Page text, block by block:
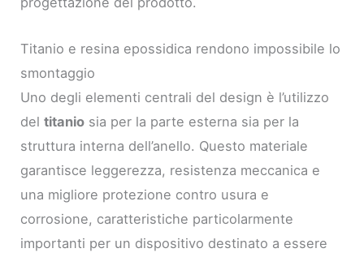
Titanio e resina epossidica rendono impossibile lo
smontaggio
Uno degli elementi centrali del design è l’utilizzo
deltitanio sia per la parte esterna sia per la
struttura interna dell’anello. Questo materiale
garantisce leggerezza, resistenza meccanica e
una migliore protezione contro usura e
corrosione, caratteristiche particolarmente
importanti per un dispositivo destinato a essere